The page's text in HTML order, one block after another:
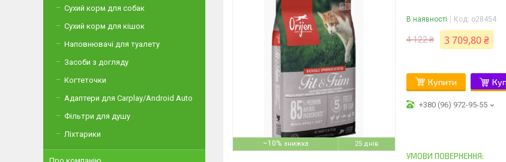
–10% 25 днів
В наявності Код: o28454
4 122 ₴ 3 709,80 ₴
Купити
+380 (96) 972-95-55
Сухий корм для собак
Сухий корм для кішок
Наповнювачі для туалету
Засоби з догляду
Когтеточки
Адаптери для Carplay/Android Auto
Фільтри для душу
Ліхтарики